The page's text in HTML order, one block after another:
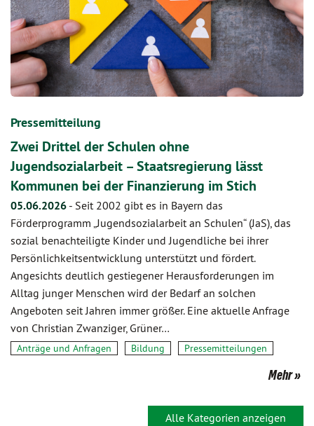
Pressemitteilung
Zwei Drittel der Schulen ohne
Jugendsozialarbeit – Staatsregierung lässt
Kommunen bei der Finanzierung im Stich
05.06.2026 - Seit 2002 gibt es in Bayern das
Förderprogramm „Jugendsozialarbeit an Schulen“ (JaS), das
sozial benachteiligte Kinder und Jugendliche bei ihrer
Persönlichkeitsentwicklung unterstützt und fördert.
Angesichts deutlich gestiegener Herausforderungen im
Alltag junger Menschen wird der Bedarf an solchen
Angeboten seit Jahren immer größer. Eine aktuelle Anfrage
von Christian Zwanziger, Grüner…
Anträge und Anfragen Bildung Pressemitteilungen
Mehr
Alle Kategorien anzeigen